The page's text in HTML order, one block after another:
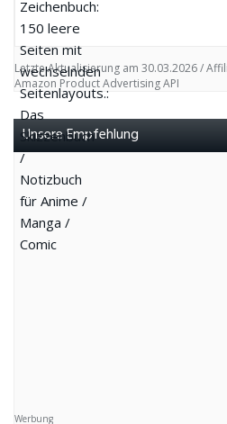
Letzte Aktualisierung am 30.03.2026 /
Amazon Product Advertising API
Unsere Empfehlung
Werbung